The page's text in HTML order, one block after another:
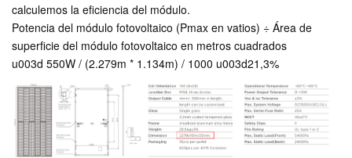
calculemos la eficiencia del módulo.
Potencia del módulo fotovoltaico (Pmax en vatios) ÷ Área de
superficie del módulo fotovoltaico en metros cuadrados
u003d 550W / (2.279m * 1.134m) / 1000 u003d21,3%